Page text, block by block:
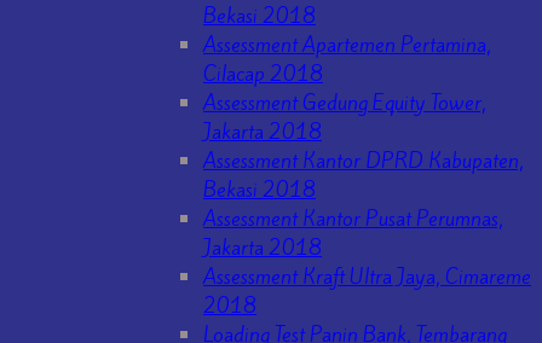
Bekasi 2018
Assessment Apartemen Pertamina,
Cilacap 2018
Assessment Gedung Equity Tower,
Jakarta 2018
Assessment Kantor DPRD Kabupaten,
Bekasi 2018
Assessment Kantor Pusat Perumnas,
Jakarta 2018
Assessment Kraft Ultra Jaya, Cimareme
2018
Loading Test Panin Bank, Tembarang